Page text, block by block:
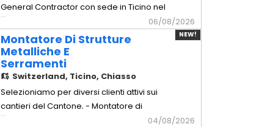
Installazione cucine: Assemb
General Contractor con sede in Ticino nel
Luganese, selezioniamo per l'inserimento
a tempo indeterminato di un Project
Manager Edile esperto nella gestione di
commesse civili e commerciali chiavi in
mano. Principali mansioni: -
Coordinamento integrale delle
...
06/08/2026
NEW!
Montatore Di Strutture
Metalliche E
Serramenti
Switzerland, Ticino, Chiasso
Selezioniamo per diversi clienti attivi sui
cantieri del Cantone, - Montatore di
Strutture Metalliche e Serramenti
...
04/08/2026